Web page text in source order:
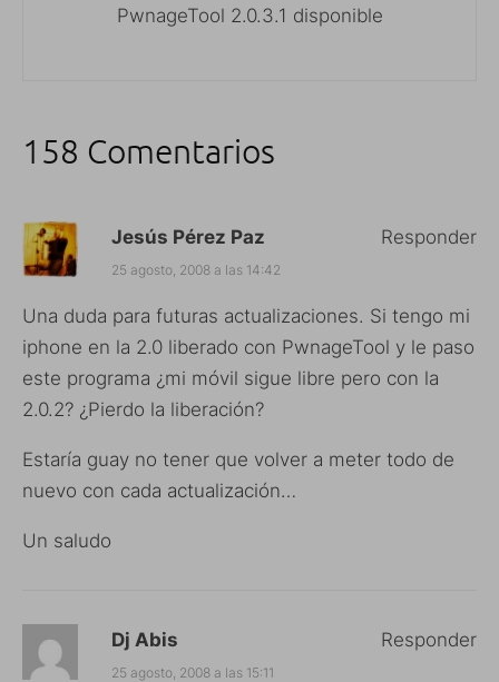
PwnageTool 2.0.3.1 disponible
158 Comentarios
Jesús Pérez Paz
25 agosto, 2008 a las 14:42
Una duda para futuras actualizaciones. Si tengo mi
iphone en la 2.0 liberado con PwnageTool y le paso
este programa ¿mi móvil sigue libre pero con la
2.0.2? ¿Pierdo la liberación?
Estaría guay no tener que volver a meter todo de
nuevo con cada actualización…
Un saludo
Responder
Dj Abis
25 agosto, 2008 a las 15:11
Responder